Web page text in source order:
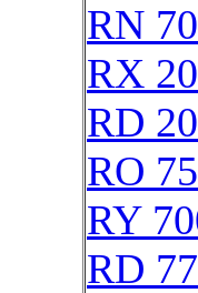
RN
RX
RD
RO
RY
RD